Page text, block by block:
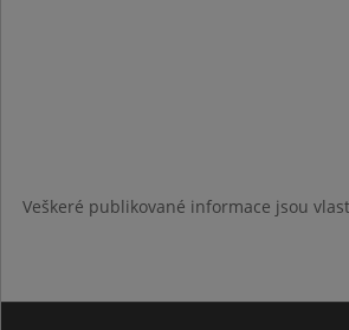
Veškeré publikované informace jsou